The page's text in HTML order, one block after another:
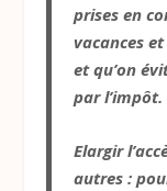
prises en
vacances
et qu’on
par l’impôt.
Elargir
autres :